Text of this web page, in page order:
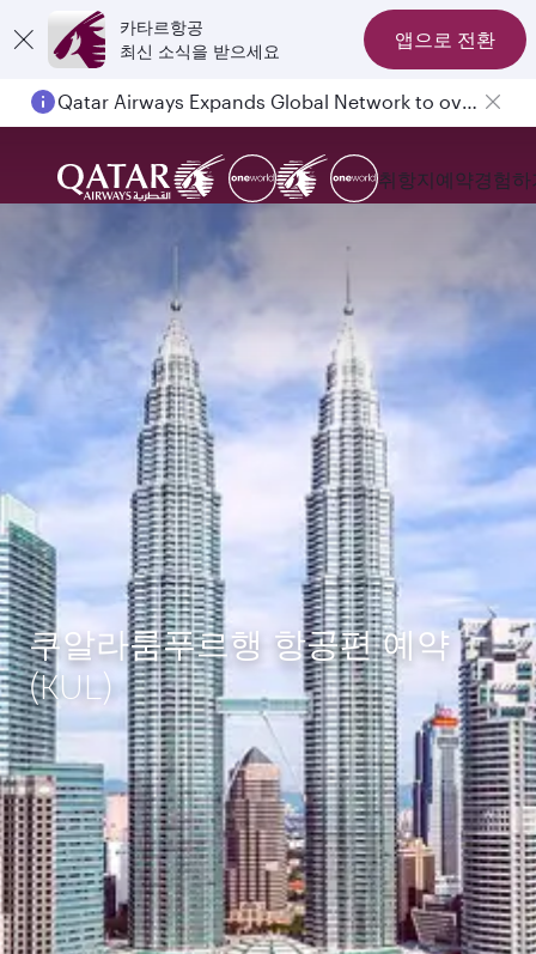
카타르항공
최신 소식을 받으세요
앱으로 전환
Passengers flying between Doha and Auckland on QR914 and QR915
취항지예약경험하
쿠알라룸푸르행 항공편 예약
(KUL)